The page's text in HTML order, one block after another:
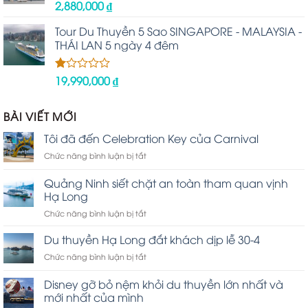
Được
xếp
hạng
2.48
5 sao
2,880,000₫
Tour Du Thuyền 5 Sao SINGAPORE - MALAYSIA -
THÁI LAN 5 ngày 4 đêm
Được
xếp
1.00
5
sao
19,990,000₫
BÀI VIẾT MỚI
Tôi đã đến Celebration Key của Carnival
Chức năng bình luận bị tắtở
đã
đến
Key
Carnival
Quảng Ninh siết chặt an toàn tham quan vịnh
Hạ Long
Chức năng bình luận bị tắtở
Ninh
siết
chặt
toàn
Du thuyền Hạ Long đắt khách dịp lễ 30-4
Chức năng bình luận bị tắtở
thuyền
Hạ
Disney gỡ bỏ nệm khỏi du thuyền lớn nhất và
mới nhất của mình